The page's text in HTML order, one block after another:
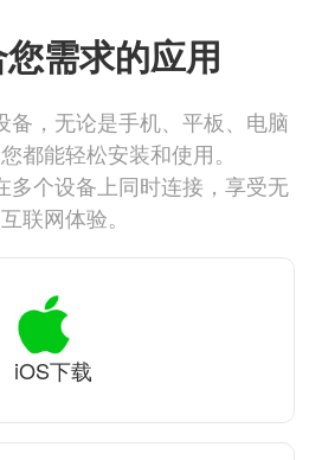
需求的应用
备，无论是手机、平板、电脑
都能轻松安装和使用。
多个设备上同时连接，享受无
联网体验。
iOS下载